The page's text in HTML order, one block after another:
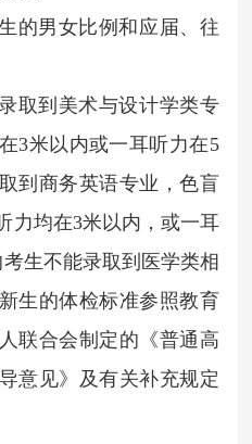
的男女比例和应届、往
取到美术与设计学类专
3米以内或一耳听力在5
到商务英语专业，色盲
力均在3米以内，或一耳
生不能录取到医学类相
生的体检标准参照教育
联合会制定的《普通高
意见》及有关补充规定